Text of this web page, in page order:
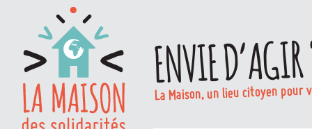
ENVIE
La Maison, un lieu citoyen